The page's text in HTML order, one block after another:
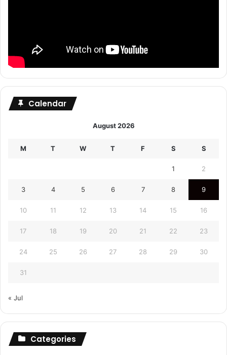
Calendar
August 2026
M T W T F S S
1 2
3 4 5 6 7 8 9
10 11 12 13 14 15 16
17 18 19 20 21 22 23
24 25 26 27 28 29 30
31
« Jul
Categories